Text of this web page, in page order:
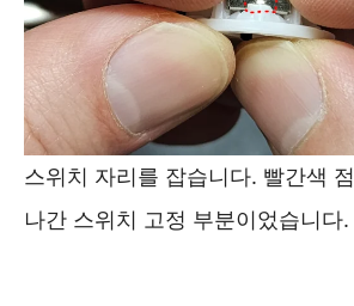
스위치 자리를 잡습니다. 빨간색
나간 스위치 고정 부분이었습니다.